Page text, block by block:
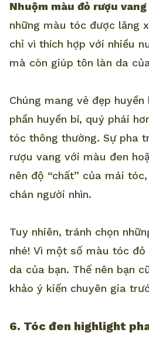
Nhuộm màu đỏ rượu vang
những màu tóc được lăng
chỉ vì thích hợp với nhiều
mà còn giúp tôn làn da
Chúng mang vẻ đẹp
phần huyền bí, quý phái
tóc thông thường. Sự pha
rượu vang với màu đen
nên độ “chất” của mái
chán người nhìn.
Tuy nhiên, tránh chọn
nhé! Vì một số màu tóc
da của bạn. Thế nên bạn
khảo ý kiến chuyên gia
6. Tóc đen highlight